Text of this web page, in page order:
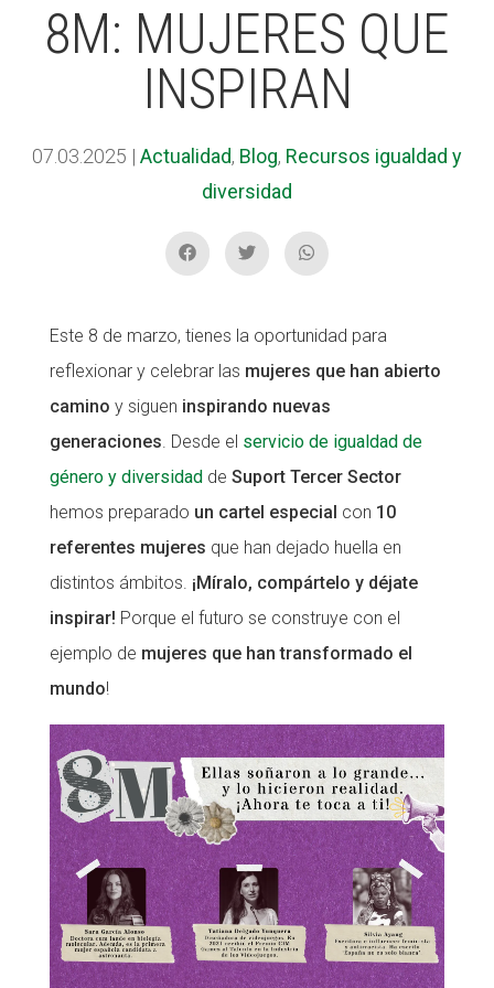
8M: MUJERES QUE
INSPIRAN
07.03.2025 | Actualidad, Blog, Recursos igualdad y
diversidad
Este 8 de marzo, tienes la oportunidad para
reflexionar y celebrar las mujeres que han abierto
camino y siguen inspirando nuevas
generaciones. Desde el servicio de igualdad de
género y diversidadde Suport Tercer Sector
hemos preparado un cartel especial con 10
referentes mujeres que han dejado huella en
distintos ámbitos. ¡Míralo, compártelo y déjate
inspirar! Porque el futuro se construye con el
ejemplo de mujeres que han transformado el
mundo!
ACCIÓ SOCIAL I JOVES
ESPLAIS
SUPORT TERCER SECTOR
CONEIX FUNDESPLAI
La Fundació
L'equip
Missió i valors
Memòria d'activitats
Proposta educativa
ACTUALITAT
Notícies
Butlletins
ACCIÓ SOCIAL I JOVES
ESPLAIS
SUPORT TERCER SECTOR
CONEIX FUNDESPLAI
La Fundació
L'equip
Missió i valors
Memòria d'activitats
Proposta educativa
ACTUALITAT
Notícies
Butlletins